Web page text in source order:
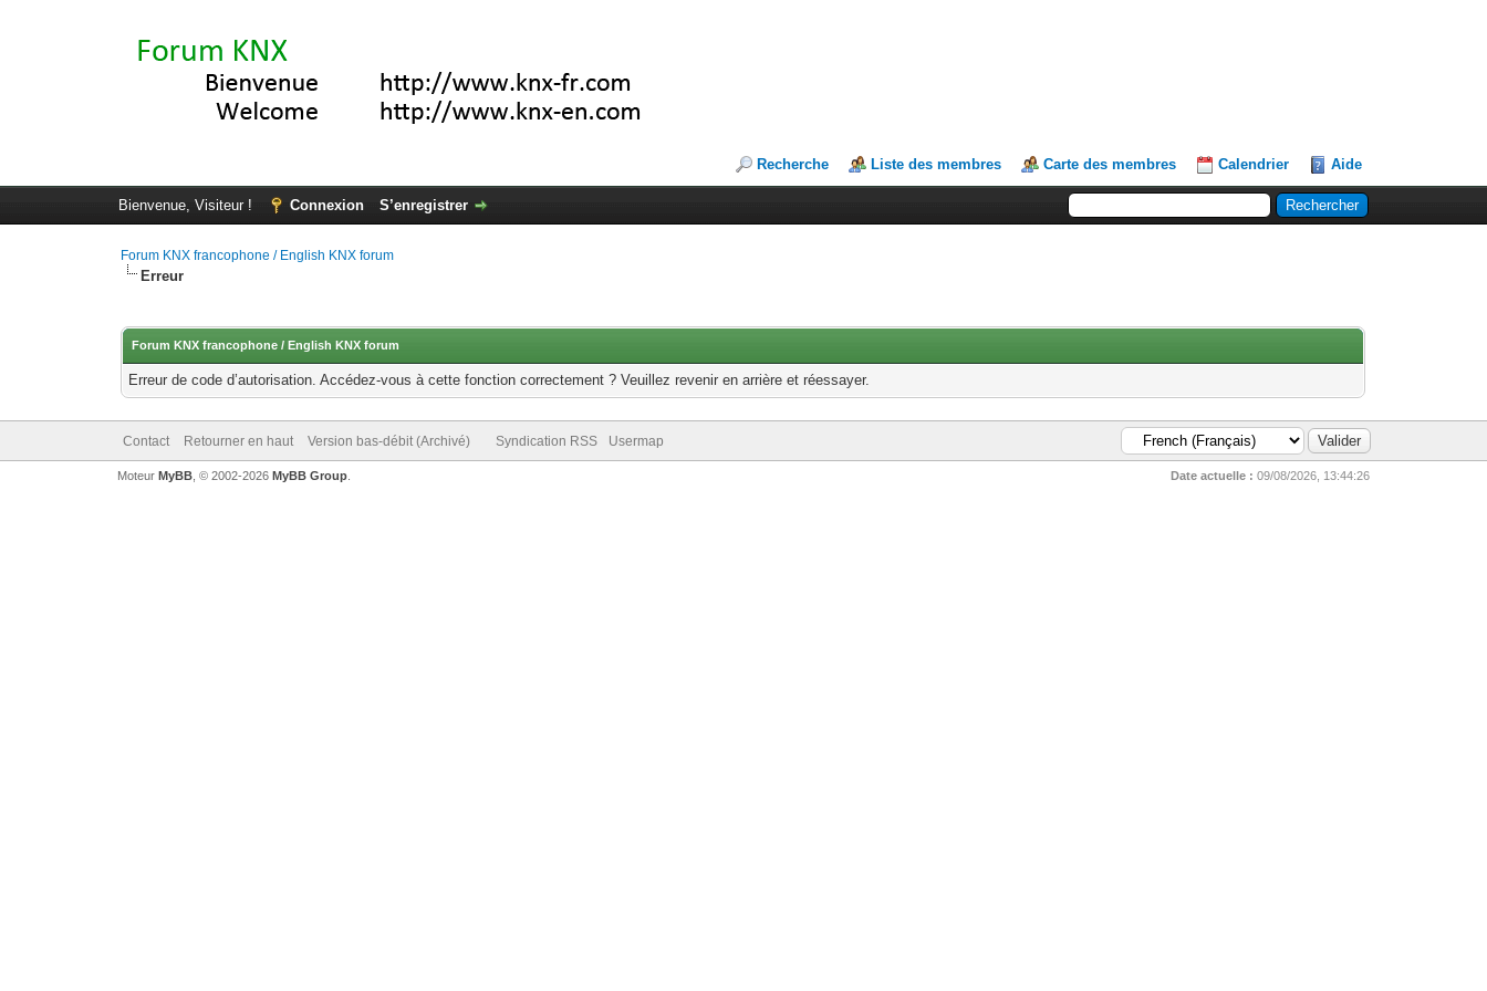
Recherche Liste des membres Carte des membres Calendrier Aide
Bienvenue, Visiteur ! Connexion S’enregistrer
Forum KNX francophone / English KNX forum
Erreur
Forum KNX francophone / English KNX forum
Erreur de code d’autorisation. Accédez-vous à cette fonction correctement ? Veuillez revenir en arrière et réessayer.
Contact Retourner en haut Version bas-débit (Archivé) Syndication RSS Usermap
Date actuelle : 09/08/2026, 13:44:26
Moteur MyBB, © 2002-2026 MyBB Group.